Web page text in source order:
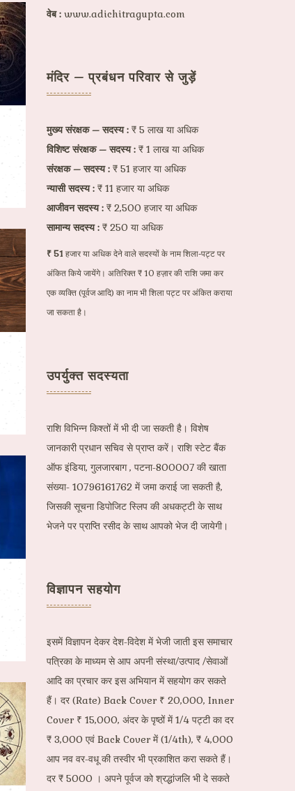
वेब : www.adichitragupta.com
मंदिर – प्रबंधन परिवार से जुड़ें
मुख्य संरक्षक – सदस्य : ₹ 5 लाख या अधिक
विशिष्ट संरक्षक – सदस्य : ₹ 1 लाख या अधिक
संरक्षक – सदस्य : ₹ 51 हजार या अधिक
न्यासी सदस्य : ₹ 11 हजार या अधिक
आजीवन सदस्य : ₹ 2,500 हजार या अधिक
सामान्य सदस्य : ₹ 250 या अधिक
₹ 51 हजार या अधिक देने वाले सदस्यों के नाम शिला-पट्ट पर
अंकित किये जायेंगे। अतिरिक्त ₹ 10 हज़ार की राशि जमा कर
एक व्यक्ति (पूर्वज आदि) का नाम भी शिला पट्ट पर अंकित कराया
जा सकता है।
उपर्युक्त सदस्यता
राशि विभिन्न किश्तों में भी दी जा सकती है। विशेष
जानकारी प्रधान सचिव से प्राप्त करें। राशि स्टेट बैंक
ऑफ इंडिया, गुलजारबाग , पटना-800007 की खाता
संख्या- 10796161762 में जमा कराई जा सकती है,
जिसकी सूचना डिपोजिट स्लिप की अधकट्टी के साथ
भेजने पर प्राप्ति रसीद के साथ आपको भेज दी जायेगी।
विज्ञापन सहयोग
इसमें विज्ञापन देकर देश-विदेश में भेजी जाती इस समाचार
पत्रिका के माध्यम से आप अपनी संस्था/उत्पाद /सेवाओं
आदि का प्रचार कर इस अभियान में सहयोग कर सकते
हैं। दर (Rate) Back Cover ₹ 20,000, Inner
Cover ₹ 15,000, अंदर के पृष्ठों में 1/4 पट्टी का दर
₹ 3,000 एवं Back Cover में (1/4th), ₹ 4,000
आप नव वर-वधू की तस्वीर भी प्रकाशित करा सकते हैं।
दर ₹ 5000 । अपने पूर्वज को श्रद्धांजलि भी दे सकते